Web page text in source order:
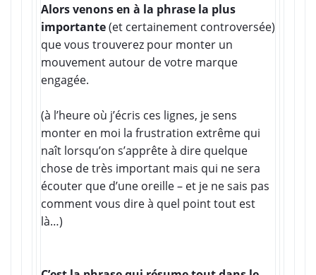
Alors venons en à la phrase la plus
importante(et certainement controversée)
que vous trouverez pour monter un
mouvement autour de votre marque
engagée.
(à l’heure où j’écris ces lignes, je sens
monter en moi la frustration extrême qui
naît lorsqu’on s’apprête à dire quelque
chose de très important mais qui ne sera
écouter que d’une oreille – et je ne sais pas
comment vous dire à quel point tout est
là…)